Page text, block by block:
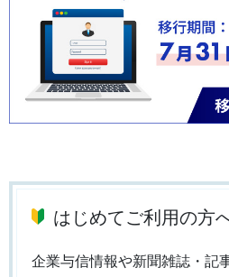
はじめてご利用の方
企業与信情報や新聞雑誌・記